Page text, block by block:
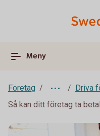
Meny
Företag
Driva
Så kan ditt företag ta